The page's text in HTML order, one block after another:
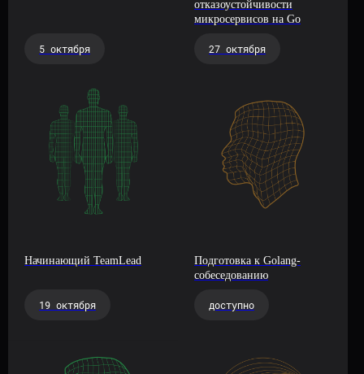
5 октября
отказоустойчивости
микросервисов на Go
27 октября
Начинающий TeamLead
19 октября
Подготовка к Golang-
собеседованию
доступно